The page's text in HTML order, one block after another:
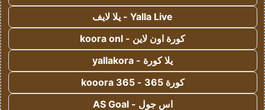
Yalla Live - يلا لايف
كورة اون لاين - koora onl
يلا كورة - yallakora
كورة 365 - kooora 365
اس جول - AS Goal